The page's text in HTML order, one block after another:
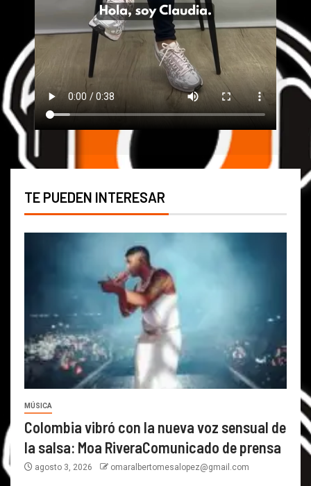
TE PUEDEN INTERESAR
MÚSICA
Colombia vibró con la nueva voz sensual de
la salsa: Moa RiveraComunicado de prensa
agosto 3, 2026 omaralbertomesalopez@gmail.com